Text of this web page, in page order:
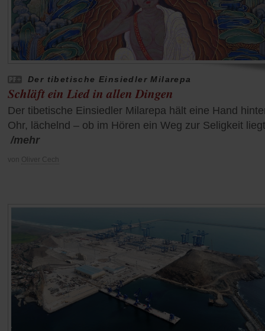
Der tibetische Einsiedler Milarepa
Schläft ein Lied in allen Dingen
Der tibetische Einsiedler Milarepa hält eine Hand
Ohr, lächelnd – ob im Hören ein Weg zur Seligkeit
/mehr
von Oliver Cech